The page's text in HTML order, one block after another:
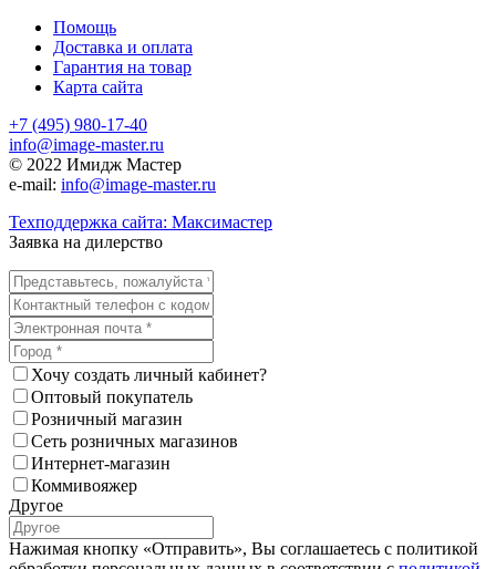
Помощь
Доставка и оплата
Гарантия на товар
Карта сайта
+7 (495) 980-17-40
info@image-master.ru
© 2022 Имидж Мастер
e-mail: info@image-master.ru
Техподдержка сайта: Максимастер
Заявка на дилерство
Хочу создать личный кабинет?
Оптовый покупатель
Розничный магазин
Сеть розничных магазинов
Интернет-магазин
Коммивояжер
Другое
Нажимая кнопку «Отправить», Вы соглашаетесь с политикой